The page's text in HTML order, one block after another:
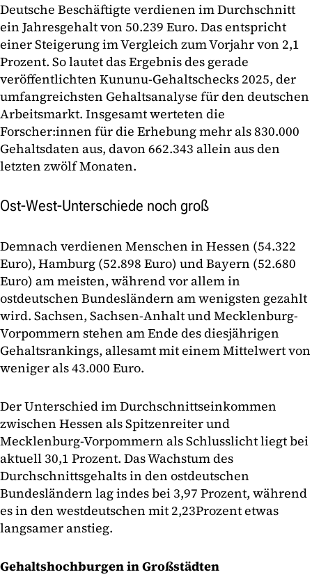
Deutsche Beschäftigte verdienen im Durchschnitt
ein Jahresgehalt von 50.239 Euro. Das entspricht
einer Steigerung im Vergleich zum Vorjahr von 2,1
Prozent. So lautet das Ergebnis des gerade
veröffentlichten Kununu-Gehaltschecks 2025, der
umfangreichsten Gehaltsanalyse für den deutschen
Arbeitsmarkt. Insgesamt werteten die
Forscher:innen für die Erhebung mehr als 830.000
Gehaltsdaten aus, davon 662.343 allein aus den
letzten zwölf Monaten.
Ost-West-Unterschiede noch groß
Demnach verdienen Menschen in Hessen (54.322
Euro), Hamburg (52.898 Euro) und Bayern (52.680
Euro) am meisten, während vor allem in
ostdeutschen Bundesländern am wenigsten gezahlt
wird. Sachsen, Sachsen-Anhalt und Mecklenburg-
Vorpommern stehen am Ende des diesjährigen
Gehaltsrankings, allesamt mit einem Mittelwert von
weniger als 43.000 Euro.
Der Unterschied im Durchschnittseinkommen
zwischen Hessen als Spitzenreiter und
Mecklenburg-Vorpommern als Schlusslicht liegt bei
aktuell 30,1 Prozent. Das Wachstum des
Durchschnittsgehalts in den ostdeutschen
Bundesländern lag indes bei 3,97 Prozent, während
es in den westdeutschen mit 2,23Prozent etwas
langsamer anstieg.
Gehaltshochburgen in Großstädten